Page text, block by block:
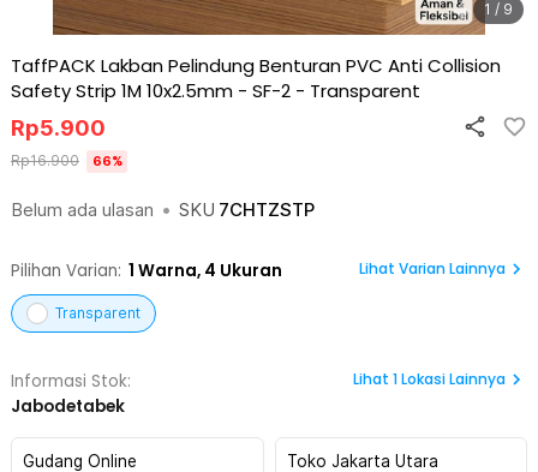
1 / 9
TaffPACK Lakban Pelindung Benturan PVC Anti Collision
Safety Strip 1M 10x2.5mm - SF-2 - Transparent
Belum ada ulasan • SKU 7CHTZSTP
Rp5.900
Rp16.900 66%
Pilihan Varian: 1 Warna, 4 Ukuran Lihat Varian Lainnya
Transparent
Informasi Stok:
Jabodetabek
Lihat 1Lokasi Lainnya
Gudang Online Toko Jakarta Utara